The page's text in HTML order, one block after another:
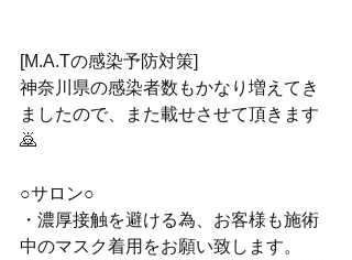
[M.A.Tの感染予防対策]
神奈川県の感染者数もかなり増えてき
ましたので、また載せさせて頂きます
🙇
○サロン○
・濃厚接触を避ける為、お客様も施術
中のマスク着用をお願い致します。